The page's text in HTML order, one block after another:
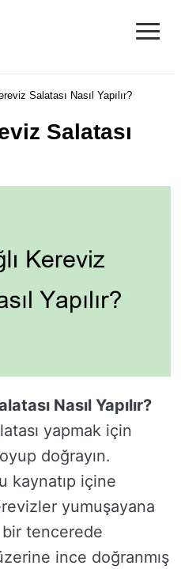
≡
Salatası Nasıl Yapılır?
Salatası
Nasıl Yapılır?
yapmak için
doğrayın.
kaynatıp içine
yumuşayana
bir tencerede
ince doğranmış